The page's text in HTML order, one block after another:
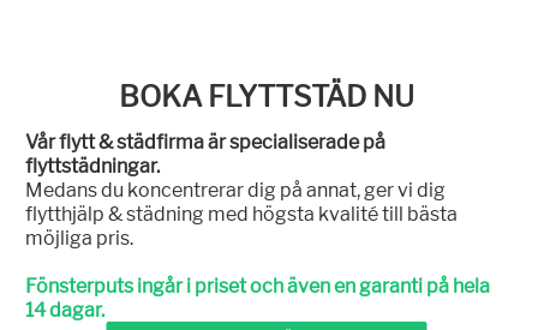
BOKA FLYTTSTÄD NU
Vår flytt & städfirma är specialiserade på
flyttstädningar.
Medans du koncentrerar dig på annat, ger vi dig
flytthjälp & städning med högsta kvalité till bästa
möjliga pris.
Fönsterputs ingår i priset och även en garanti på hela
14 dagar.